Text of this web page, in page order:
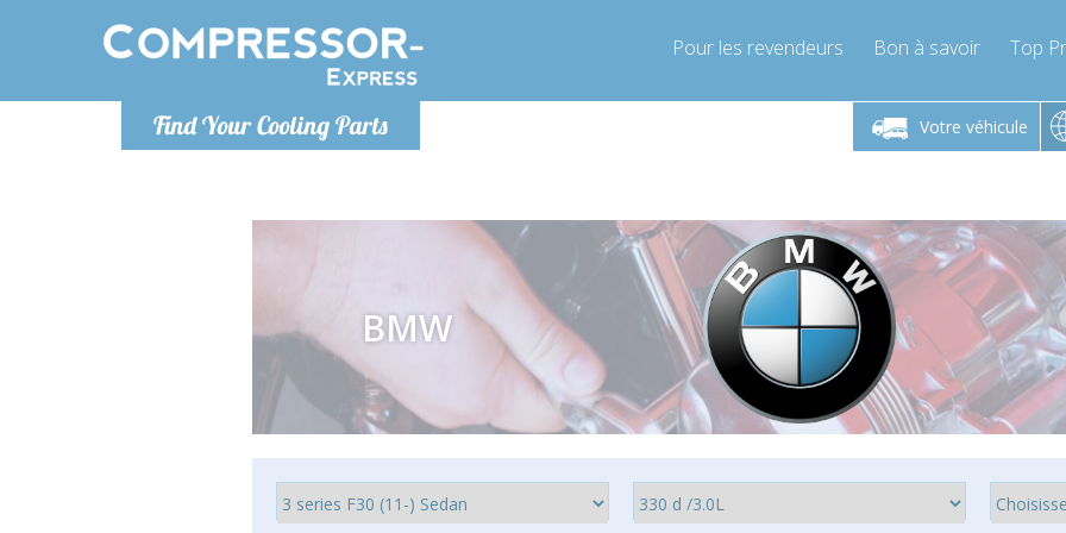
Find Your Cooling Parts
Pour les revendeurs Bon à savoir Top
Votre véhicule
Lundi-Vendredi 9h-17h Lundi-Vendredi 9h-17h
info@compressor-express.fr
Lundi-
BMW